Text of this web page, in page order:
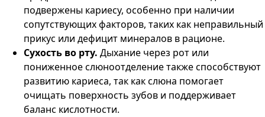
подвержены кариесу, особенно при наличии
сопутствующих факторов, таких как неправильный
прикус или дефицит минералов в рационе.
Сухость во рту. Дыхание через рот или
пониженное слюноотделение также способствуют
развитию кариеса, так как слюна помогает
очищать поверхность зубов и поддерживает
баланс кислотности.